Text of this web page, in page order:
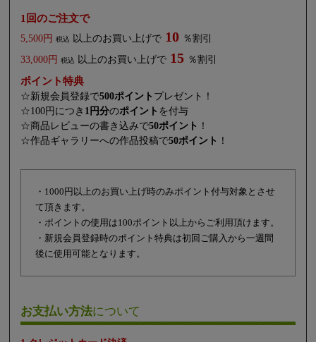
1回のご注文で
5,500円 税込 以上のお買い上げで 10 ％割引
33,000円
税込 以上のお買い上げで 15 ％割引
ポイント特典
☆新規会員登録で500ポイント プレゼント！
☆100円につき 1円分のポイント を付与
☆商品レビューの書き込みで50ポイント ！
☆作品ギャラリーへの作品投稿で50ポイント ！
・1000円以上のお買い上げ時のみポイント付与対象とさせ
て頂きます。
・ポイントの使用は100ポイント以上からご利用頂けます。
・新規会員登録時のポイント特典は初回ご購入から一週間
後に使用可能となります。
お支払い方法について